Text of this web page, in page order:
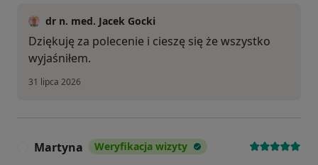
dr n. med. Jacek Gocki
Dziękuję za polecenie i cieszę się że wszystko
wyjaśniłem.
31 lipca 2026
Martyna Weryfikacja wizyty